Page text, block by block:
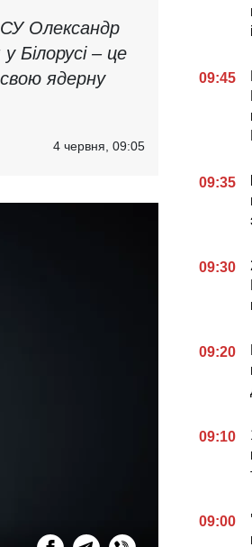
Олександр
Білорусі – це
ядерну
4 червня, 09:05
09:45
09:35
09:30
09:20
09:10
09:00